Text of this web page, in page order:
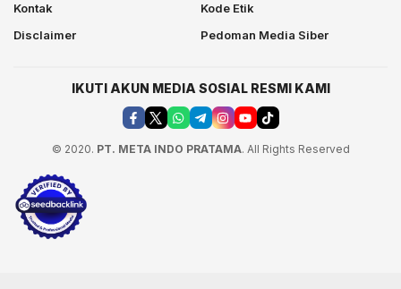
Kontak
Kode Etik
Disclaimer
Pedoman Media Siber
IKUTI AKUN MEDIA SOSIAL RESMI KAMI
© 2020. PT. META INDO PRATAMA. All Rights Reserved